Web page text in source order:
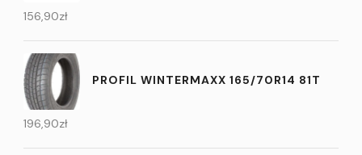
156,90zł
PROFIL WINTERMAXX 165/70R14 81T
196,90zł